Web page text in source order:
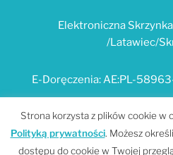
Elektroniczna
/Latawiec/
E-Doręczenia: AE:PL-
E-
Platforma e-usług
Strona korzysta z plików cookie w
Polityką prywatności. Możesz
dostępu do cookie w Twojej